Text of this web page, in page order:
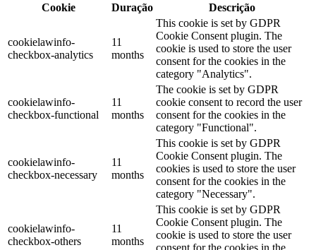
Cookie
Duração Descrição
cookielawinfo-
checkbox-analytics
11
months
This cookie is set by GDPR
Cookie Consent plugin. The
cookie is used to store the user
consent for the cookies in the
category "Analytics".
cookielawinfo-
checkbox-functional
11
months
The cookie is set by GDPR
cookie consent to record the user
consent for the cookies in the
category "Functional".
cookielawinfo-
checkbox-necessary
11
months
This cookie is set by GDPR
Cookie Consent plugin. The
cookies is used to store the user
consent for the cookies in the
category "Necessary".
cookielawinfo-
checkbox-others
11
months
This cookie is set by GDPR
Cookie Consent plugin. The
cookie is used to store the user